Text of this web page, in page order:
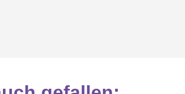
soll ich wählen?